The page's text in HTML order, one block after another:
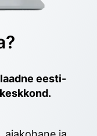
eesti-